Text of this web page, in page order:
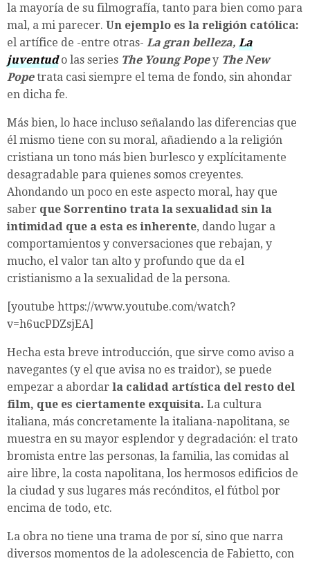
la mayoría de su filmografía, tanto para bien como para
mal, a mi parecer. Un ejemplo es la religión católica:
el artífice de -entre otras- La gran belleza, La
juventudo las series TheYoung Pope y The New
Popetrata casi siempre el tema de fondo, sin ahondar
en dicha fe.
Más bien, lo hace incluso señalando las diferencias que
él mismo tiene con su moral, añadiendo a la religión
cristiana un tono más bien burlesco y explícitamente
desagradable para quienes somos creyentes.
Ahondando un poco en este aspecto moral, hay que
saber que Sorrentino trata la sexualidad sin la
intimidad que a esta es inherente, dando lugar a
comportamientos y conversaciones que rebajan, y
mucho, el valor tan alto y profundo que da el
cristianismo a la sexualidad de la persona.
[youtube https://www.youtube.com/watch?
v=h6ucPDZsjEA]
Hecha esta breve introducción, que sirve como aviso a
navegantes (y el que avisa no es traidor), se puede
empezar a abordar la calidad artística del resto del
film, que es ciertamente exquisita. La cultura
italiana, más concretamente la italiana-napolitana, se
muestra en su mayor esplendor y degradación: el trato
bromista entre las personas, la familia, las comidas al
aire libre, la costa napolitana, los hermosos edificios de
la ciudad y sus lugares más recónditos, el fútbol por
encima de todo, etc.
La obra no tiene una trama de por sí, sino que narra
diversos momentos de la adolescencia de Fabietto, con